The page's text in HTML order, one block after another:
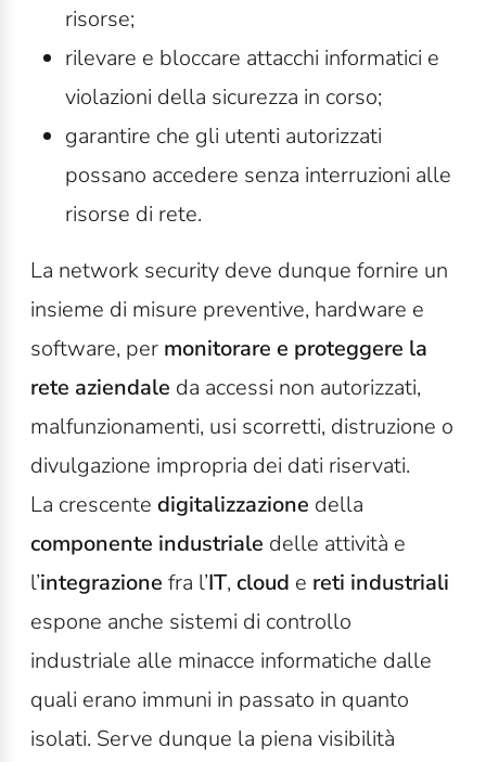
risorse;
rilevare e bloccare attacchi informatici e
violazioni della sicurezza in corso;
garantire che gli utenti autorizzati
possano accedere senza interruzioni alle
risorse di rete.
La network security deve dunque fornire un
insieme di misure preventive, hardware e
software, per monitorare e proteggere la
rete aziendale da accessi non autorizzati,
malfunzionamenti, usi scorretti, distruzione o
divulgazione impropria dei dati riservati.
La crescente digitalizzazione della
componente industriale delle attività e
l’integrazione fra l’IT, cloud e reti industriali
espone anche sistemi di controllo
industriale alle minacce informatiche dalle
quali erano immuni in passato in quanto
isolati. Serve dunque la piena visibilità